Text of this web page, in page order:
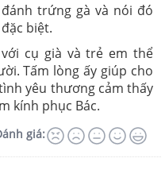
trứng gà và nói đó
biệt.
cụ già và trẻ em thể
Tấm lòng ấy giúp cho
yêu thương cảm thấy
kính phục Bác.
giá: